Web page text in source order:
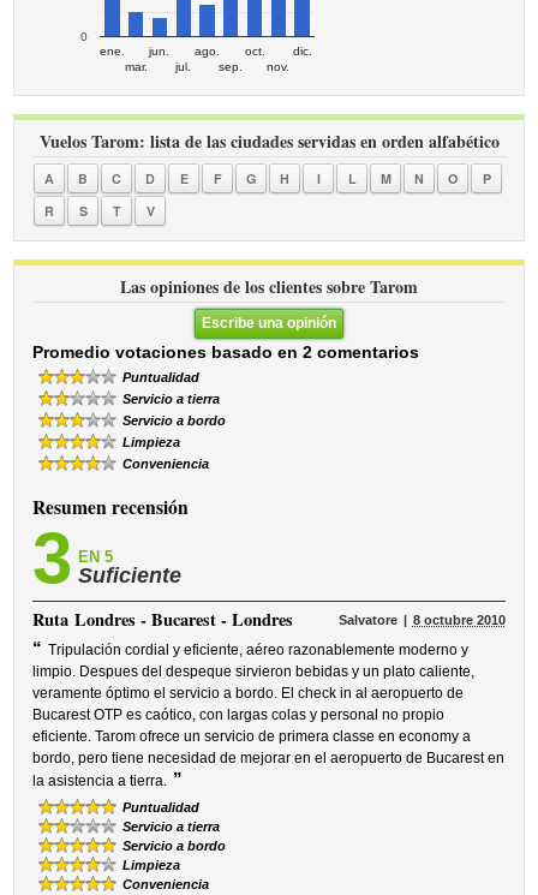
ene.
mar.
jun.
jul.
ago.
sep.
oct.
nov.
dic.
0
Vuelos Tarom: lista de las ciudades servidas en orden alfabético
A B C D E F G H I L M N O
P
R
S T V
Las opiniones de los clientes sobre Tarom
Escribe una opinión
Promedio votaciones basado en 2 comentarios
Puntualidad
Servicio a tierra
Servicio a bordo
Limpieza
Conveniencia
Resumen recensión
3 EN 5
Suficiente
RutaLondres - Bucarest - Londres Salvatore 8 octubre 2010
“ Tripulación cordial y eficiente, aéreo razonablemente moderno y
limpio. Despues del despeque sirvieron bebidas y un plato caliente,
veramente óptimo el servicio a bordo. El check in al aeropuerto de
Bucarest OTP es caótico, con largas colas y personal no propio
eficiente. Tarom ofrece un servicio de primera classe en economy a
bordo, pero tiene necesidad de mejorar en el aeropuerto de Bucarest en
la asistencia a tierra. ”
Puntualidad
Servicio a tierra
Servicio a bordo
Limpieza
Conveniencia